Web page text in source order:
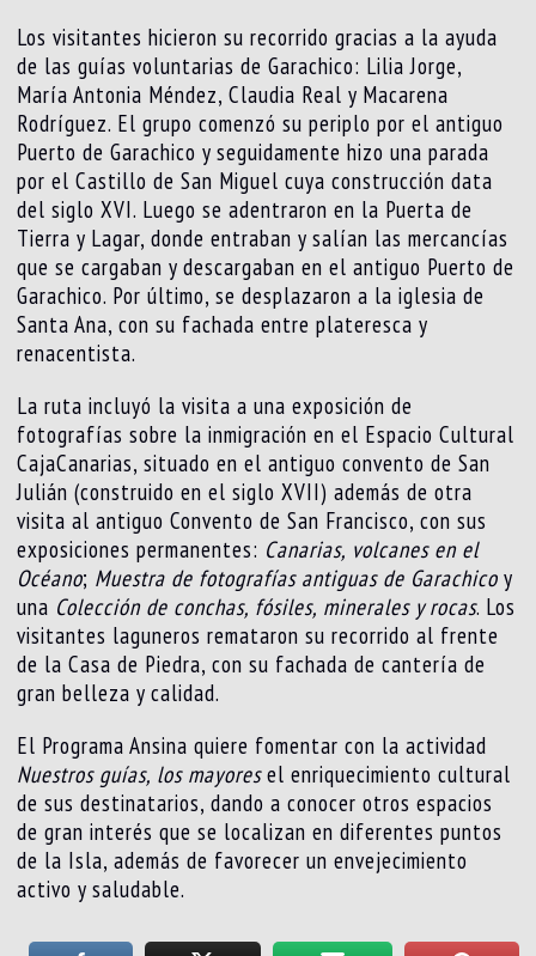
Los visitantes hicieron su recorrido gracias a la ayuda
de las guías voluntarias de Garachico: Lilia Jorge,
María Antonia Méndez, Claudia Real y Macarena
Rodríguez. El grupo comenzó su periplo por el antiguo
Puerto de Garachico y seguidamente hizo una parada
por el Castillo de San Miguel cuya construcción data
del siglo XVI. Luego se adentraron en la Puerta de
Tierra y Lagar, donde entraban y salían las mercancías
que se cargaban y descargaban en el antiguo Puerto de
Garachico. Por último, se desplazaron a la iglesia de
Santa Ana, con su fachada entre plateresca y
renacentista.
La ruta incluyó la visita a una exposición de
fotografías sobre la inmigración en el Espacio Cultural
CajaCanarias, situado en el antiguo convento de San
Julián (construido en el siglo XVII) además de otra
visita al antiguo Convento de San Francisco, con sus
exposiciones permanentes: Canarias, volcanes en el
Océano; Muestra de fotografías antiguas de Garachico y
una Colección de conchas, fósiles, minerales y rocas. Los
visitantes laguneros remataron su recorrido al frente
de la Casa de Piedra, con su fachada de cantería de
gran belleza y calidad.
El Programa Ansina quiere fomentar con la actividad
Nuestros guías, los mayoresel enriquecimiento cultural
de sus destinatarios, dando a conocer otros espacios
de gran interés que se localizan en diferentes puntos
de la Isla, además de favorecer un envejecimiento
activo y saludable.